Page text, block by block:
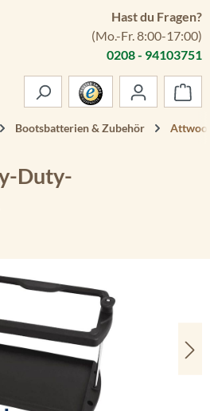
Hast du Fragen?
(Mo.-Fr. 8:00-17:00)
0208 - 94103751
Bootsbatterien & Zubehör
Duty-